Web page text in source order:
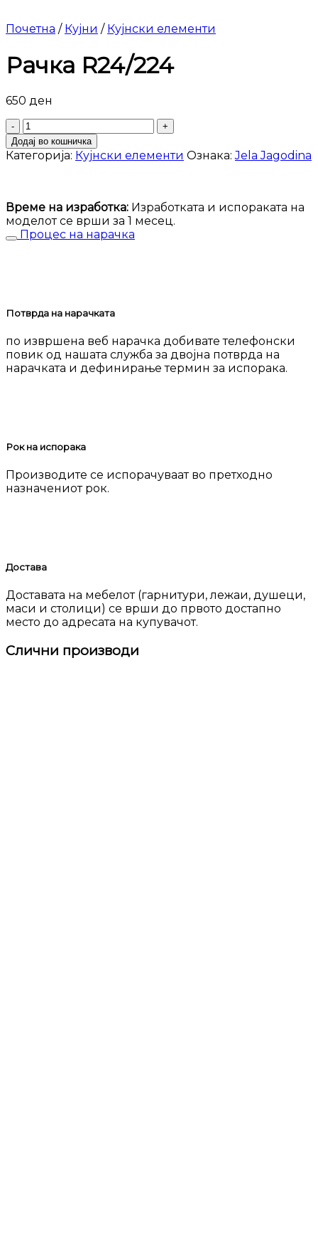
Почетна / Кујни / Кујнски елементи
Рачка R24/224
650 ден
Рачка
R24/224
количина
Додај во кошничка
Категорија: Кујнски елементи Ознака:Jela Jagodina
Време на изработка: Изработката и испораката на
моделот се врши за 1 месец.
Процес на нарачка
Потврда на нарачката
по извршена веб нарачка добивате телефонски
повик од нашата служба за двојна потврда на
нарачката и дефинирање термин за испорака.
Рок на испорака
Производите се испорачуваат во претходно
назначениот рок.
Достава
Доставата на мебелот (гарнитури, лежаи, душеци,
маси и столици) се врши до првото достапно
место до адресата на купувачот.
Слични производи